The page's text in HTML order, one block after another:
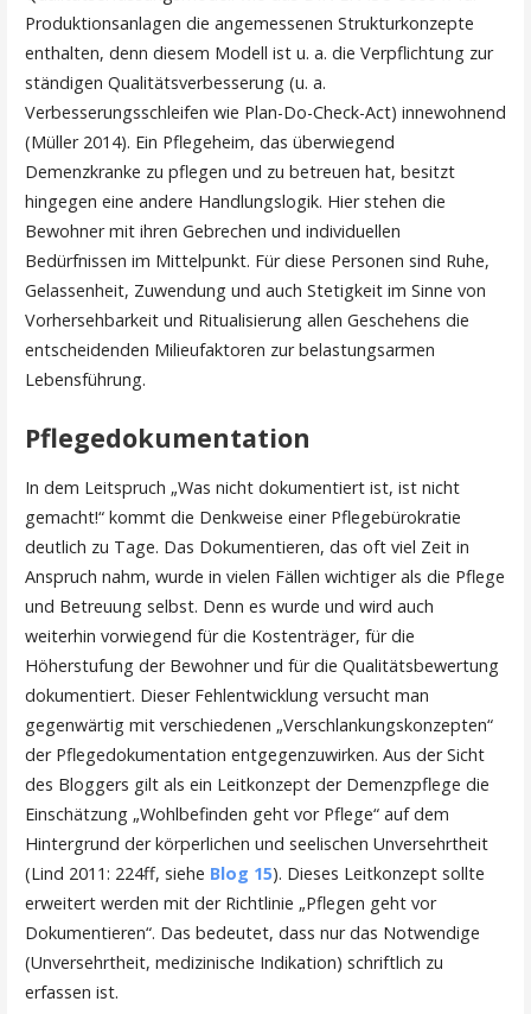
Produktionsanlagen die angemessenen Strukturkonzepte
enthalten, denn diesem Modell ist u. a. die Verpflichtung zur
ständigen Qualitätsverbesserung (u. a.
Verbesserungsschleifen wie Plan-Do-Check-Act) innewohnend
(Müller 2014). Ein Pflegeheim, das überwiegend
Demenzkranke zu pflegen und zu betreuen hat, besitzt
hingegen eine andere Handlungslogik. Hier stehen die
Bewohner mit ihren Gebrechen und individuellen
Bedürfnissen im Mittelpunkt. Für diese Personen sind Ruhe,
Gelassenheit, Zuwendung und auch Stetigkeit im Sinne von
Vorhersehbarkeit und Ritualisierung allen Geschehens die
entscheidenden Milieufaktoren zur belastungsarmen
Lebensführung.
Pflegedokumentation
In dem Leitspruch „Was nicht dokumentiert ist, ist nicht
gemacht!“ kommt die Denkweise einer Pflegebürokratie
deutlich zu Tage. Das Dokumentieren, das oft viel Zeit in
Anspruch nahm, wurde in vielen Fällen wichtiger als die Pflege
und Betreuung selbst. Denn es wurde und wird auch
weiterhin vorwiegend für die Kostenträger, für die
Höherstufung der Bewohner und für die Qualitätsbewertung
dokumentiert. Dieser Fehlentwicklung versucht man
gegenwärtig mit verschiedenen „Verschlankungskonzepten“
der Pflegedokumentation entgegenzuwirken. Aus der Sicht
des Bloggers gilt als ein Leitkonzept der Demenzpflege die
Einschätzung „Wohlbefinden geht vor Pflege“ auf dem
Hintergrund der körperlichen und seelischen Unversehrtheit
(Lind 2011: 224ff, siehe Blog 15). Dieses Leitkonzept sollte
erweitert werden mit der Richtlinie „Pflegen geht vor
Dokumentieren“. Das bedeutet, dass nur das Notwendige
(Unversehrtheit, medizinische Indikation) schriftlich zu
erfassen ist.